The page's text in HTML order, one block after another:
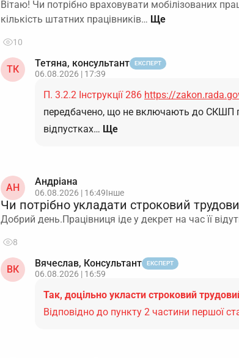
Вітаю! Чи потрібно враховувати мобілізованих
кількість штатних працівників…
10
ТК
Тетяна, консультант ЕКСПЕРТ
06.08.2026 | 17:39
П. 3.2.2 Інструкції 286 https://
передбачено, що не включають до СКШП
відпустках… Ще
АН
Андріана
06.08.2026 | 16:49Інше
Чи потрібно укладати строковий
Добрий день.Працівниця іде у декрет на час її
8
ВК
Вячеслав, Консультант ЕКСПЕРТ
06.08.2026 | 16:59
Так, доцільно укласти строковий
Відповідно до пункту 2 частини першої